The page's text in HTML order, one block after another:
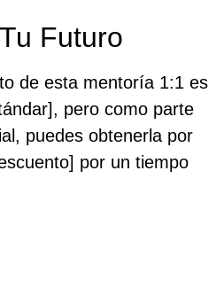
Futuro
de esta mentoría 1:1 es
pero como parte
puedes obtenerla por
por un tiempo